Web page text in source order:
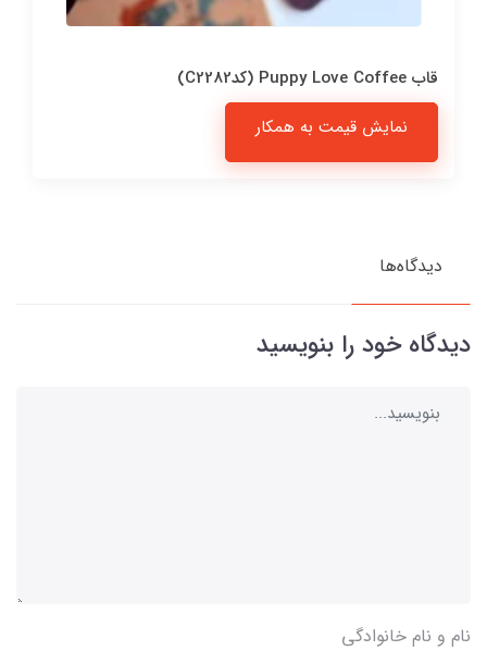
قاب Puppy Love Coffee (کدC2282)
نمایش قیمت به همکار
دیدگاه‌ها
دیدگاه خود را بنویسید
نام و نام خانوادگی